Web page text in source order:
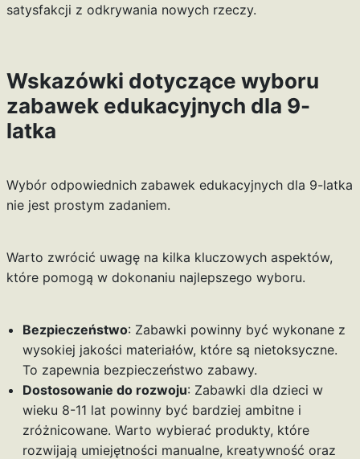
satysfakcji z odkrywania nowych rzeczy.
Wskazówki dotyczące wyboru
zabawek edukacyjnych dla 9-
latka
Wybór odpowiednich zabawek edukacyjnych dla 9-latka
nie jest prostym zadaniem.
Warto zwrócić uwagę na kilka kluczowych aspektów,
które pomogą w dokonaniu najlepszego wyboru.
Bezpieczeństwo: Zabawki powinny być wykonane z
wysokiej jakości materiałów, które są nietoksyczne.
To zapewnia bezpieczeństwo zabawy.
Dostosowanie do rozwoju: Zabawki dla dzieci w
wieku 8-11 lat powinny być bardziej ambitne i
zróżnicowane. Warto wybierać produkty, które
rozwijają umiejętności manualne, kreatywność oraz